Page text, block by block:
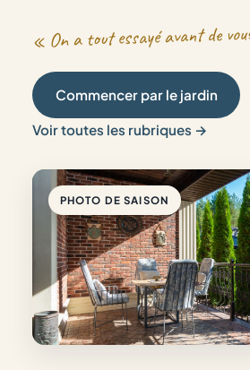
« On a tout essayé avant de
Commencer par le jardin
Voir toutes les rubriques →
PHOTO DE SAISON